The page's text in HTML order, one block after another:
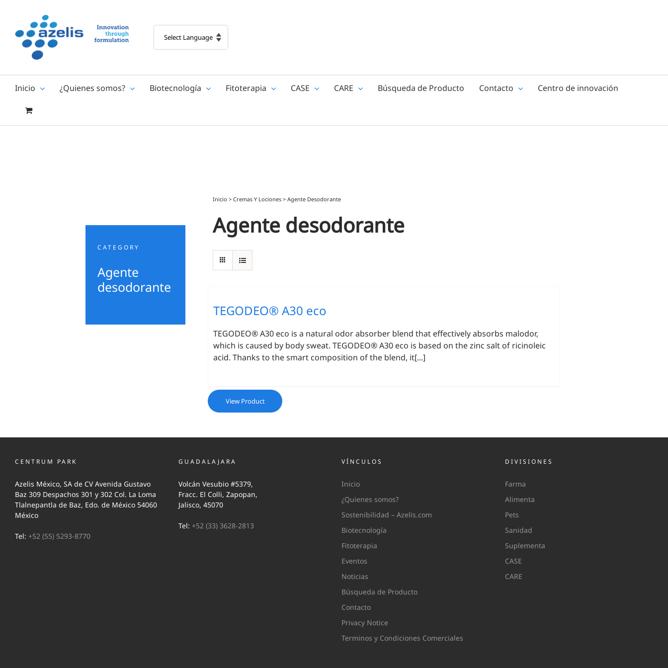
content
Inicio ¿Quienes somos? Biotecnología Fitoterapia CASE CARE Búsqueda de Producto Contacto Centro de innovación
CATEGORY
Agente
desodorante
Inicio > Cremas Y Lociones > Agente Desodorante
Agente desodorante
TEGODEO® A30 eco
TEGODEO® A30 eco is a natural odor absorber blend that effectively absorbs malodor,
which is caused by body sweat. TEGODEO® A30 eco is based on the zinc salt of ricinoleic
acid. Thanks to the smart composition of the blend, it[...]
View Product
CENTRUM PARK
Azelis México, SA de CV Avenida Gustavo
Baz 309 Despachos 301 y 302 Col. La Loma
Tlalnepantla de Baz, Edo. de México 54060
México
Tel: +52 (55) 5293-8770
GUADALAJARA
Volcán Vesubio #5379,
Fracc. El Colli, Zapopan,
Jalisco, 45070
Tel: +52 (33) 3628-2813
VÍNCULOS
Inicio
¿Quienes somos?
Sostenibilidad – Azelis.com
Biotecnología
Fitoterapia
Eventos
Noticias
Búsqueda de Producto
Contacto
Privacy Notice
Terminos y Condiciones Comerciales
DIVISIONES
Farma
Alimenta
Pets
Sanidad
Suplementa
CASE
CARE